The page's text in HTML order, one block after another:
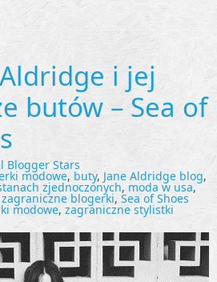
i jej
butów – Sea of
Blogger Stars
modowe, buty, Jane Aldridge blog,
zjednoczonych, moda w usa,
blogerki, Sea of Shoes
modowe, zagraniczne stylistki